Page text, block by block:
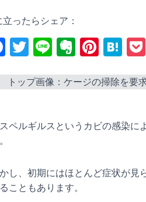
立ったらシェア：
F
c
b
k
T
tt
Li
e
E
er
ot
Pi
er
st
H
e
a
トップ画像：ケージの掃除を要
ペルギルスというカビの感染に
し、初期にはほとんど症状が見
こともあります。